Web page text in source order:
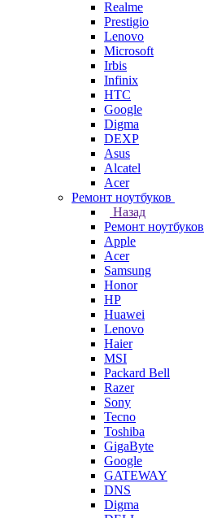
Realme
Prestigio
Lenovo
Microsoft
Irbis
Infinix
HTC
Google
Digma
DEXP
Asus
Alcatel
Acer
Ремонт ноутбуков
Назад
Ремонт ноутбуков
Apple
Acer
Samsung
Honor
HP
Huawei
Lenovo
Haier
MSI
Packard Bell
Razer
Sony
Tecno
Toshiba
GigaByte
Google
GATEWAY
DNS
Digma